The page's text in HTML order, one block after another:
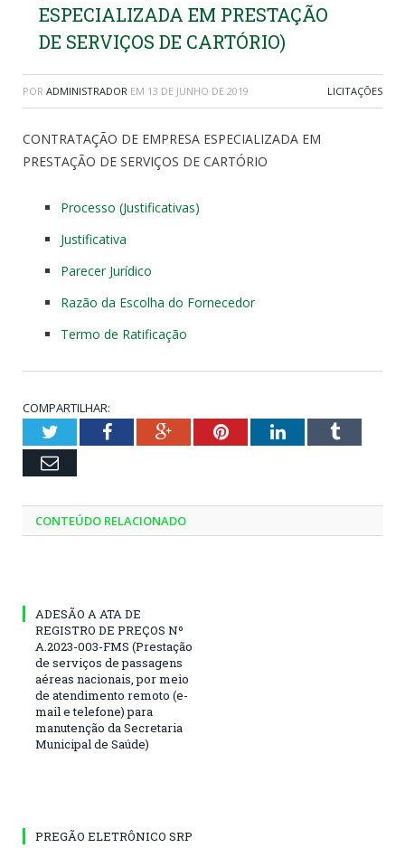
ESPECIALIZADA EM PRESTAÇÃO
DE SERVIÇOS DE CARTÓRIO)
POR ADMINISTRADOR EM 13 DE JUNHO DE 2019 LICITAÇÕES
CONTRATAÇÃO DE EMPRESA ESPECIALIZADA EM
PRESTAÇÃO DE SERVIÇOS DE CARTÓRIO
Processo (Justificativas)
Justificativa
Parecer Jurídico
Razão da Escolha do Fornecedor
Termo de Ratificação
COMPARTILHAR:
TwitterFacebookGoogle+PinterestLinkedInTumblr
Email
CONTEÚDO RELACIONADO
ADESÃO A ATA DE
REGISTRO DE PREÇOS Nº
A.2023-003-FMS (Prestação
de serviços de passagens
aéreas nacionais, por meio
de atendimento remoto (e-
mail e telefone) para
manutenção da Secretaria
Municipal de Saúde)
PREGÃO ELETRÔNICO SRP